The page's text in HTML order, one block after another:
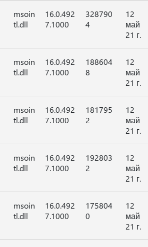
msoin
tl.dll
16.0.492
7.1000
328790
4
12
май
21 г.
msoin
tl.dll
16.0.492
7.1000
188604
8
12
май
21 г.
msoin
tl.dll
16.0.492
7.1000
181795
2
12
май
21 г.
msoin
tl.dll
16.0.492
7.1000
192803
2
12
май
21 г.
msoin
tl.dll
16.0.492
7.1000
175804
0
12
май
21 г.